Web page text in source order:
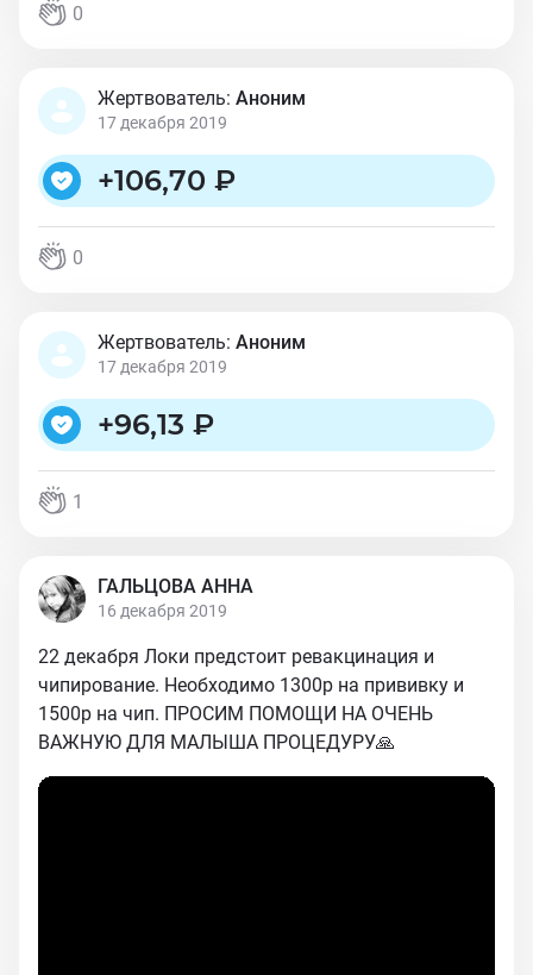
0
Жертвователь: Аноним
17 декабря 2019
+106,70 ₽
0
Жертвователь: Аноним
17 декабря 2019
+96,13 ₽
1
ГАЛЬЦОВА АННА
16 декабря 2019
22 декабря Локи предстоит ревакцинация и
чипирование. Необходимо 1300р на прививку и
1500р на чип. ПРОСИМ ПОМОЩИ НА ОЧЕНЬ
ВАЖНУЮ ДЛЯ МАЛЫША ПРОЦЕДУРУ🙏